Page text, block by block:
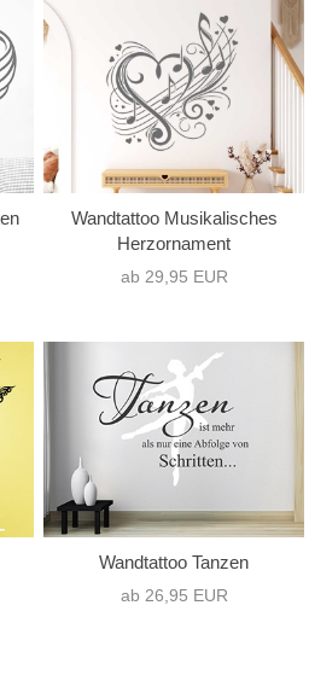
Wandtattoo Musikalisches
Herzornament
ab 29,95 EUR
Wandtattoo Tanzen
ab 26,95 EUR